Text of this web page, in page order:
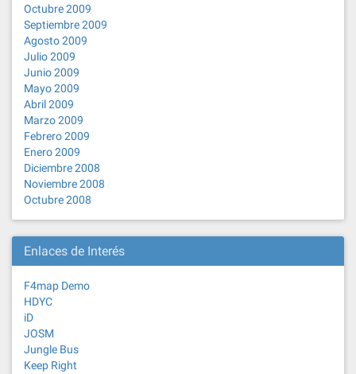
Octubre 2009
Septiembre 2009
Agosto 2009
Julio 2009
Junio 2009
Mayo 2009
Abril 2009
Marzo 2009
Febrero 2009
Enero 2009
Diciembre 2008
Noviembre 2008
Octubre 2008
Enlaces de Interés
F4map Demo
HDYC
iD
JOSM
Jungle Bus
Keep Right